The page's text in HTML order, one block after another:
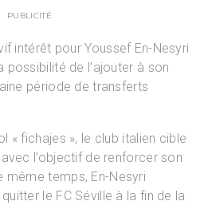
PUBLICITÉ
intérêt pour Youssef En-Nesyri
de l’ajouter à son
période de transferts
« fichajes », le club italien cible
l’objectif de renforcer son
même temps, En-Nesyri
le FC Séville à la fin de la